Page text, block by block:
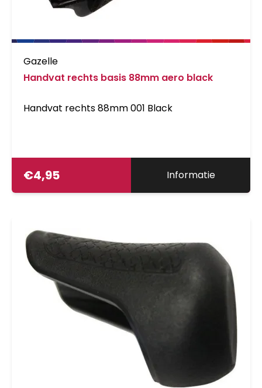
Gazelle
Handvat rechts basis 88mm aero black
Handvat rechts 88mm 001 Black
€4,95 Informatie